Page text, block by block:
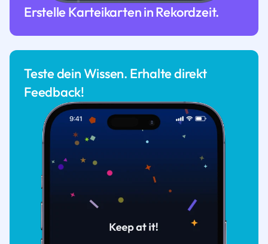
Erstelle Karteikarten in Rekordzeit.
Teste dein Wissen. Erhalte direkt
Feedback!